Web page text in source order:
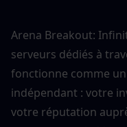
Arena Breakout:
serveurs dédiés à
fonctionne comme
indépendant : votre
votre réputation